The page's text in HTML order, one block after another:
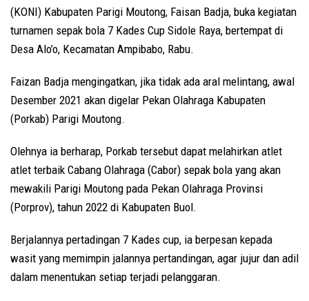
(KONI) Kabupaten Parigi Moutong, Faisan Badja, buka kegiatan
turnamen sepak bola 7 Kades Cup Sidole Raya, bertempat di
Desa Alo’o, Kecamatan Ampibabo, Rabu.
Faizan Badja mengingatkan, jika tidak ada aral melintang, awal
Desember 2021 akan digelar Pekan Olahraga Kabupaten
(Porkab) Parigi Moutong.
Olehnya ia berharap, Porkab tersebut dapat melahirkan atlet
atlet terbaik Cabang Olahraga (Cabor) sepak bola yang akan
mewakili Parigi Moutong pada Pekan Olahraga Provinsi
(Porprov), tahun 2022 di Kabupaten Buol.
Berjalannya pertadingan 7 Kades cup, ia berpesan kepada
wasit yang memimpin jalannya pertandingan, agar jujur dan adil
dalam menentukan setiap terjadi pelanggaran.